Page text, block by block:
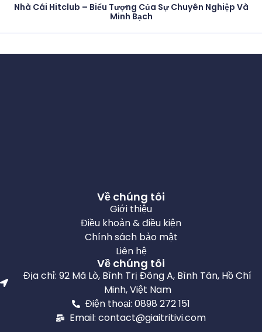
Nhà Cái Hitclub – Biểu Tượng Của Sự Chuyên Nghiệp Và
Minh Bạch
Về chúng tôi
Giới thiệu
Điều khoản & điều kiện
Chính sách bảo mật
Liên hệ
Về chúng tôi
Địa chỉ: 92 Mã Lò, Bình Trị Đông A, Bình Tân, Hồ Chí
Minh, Việt Nam
Điện thoại: 0898 272 151
Email: contact@giaitritivi.com